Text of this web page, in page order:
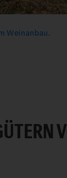
Weinanbau.